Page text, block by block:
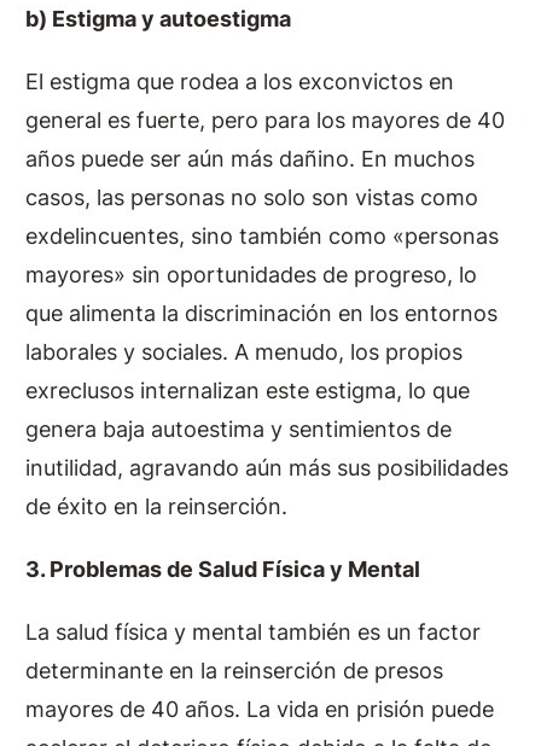
b) Estigma y autoestigma
El estigma que rodea a los exconvictos en
general es fuerte, pero para los mayores de 40
años puede ser aún más dañino. En muchos
casos, las personas no solo son vistas como
exdelincuentes, sino también como «personas
mayores» sin oportunidades de progreso, lo
que alimenta la discriminación en los entornos
laborales y sociales. A menudo, los propios
exreclusos internalizan este estigma, lo que
genera baja autoestima y sentimientos de
inutilidad, agravando aún más sus posibilidades
de éxito en la reinserción.
3. Problemas de Salud Física y Mental
La salud física y mental también es un factor
determinante en la reinserción de presos
mayores de 40 años. La vida en prisión puede